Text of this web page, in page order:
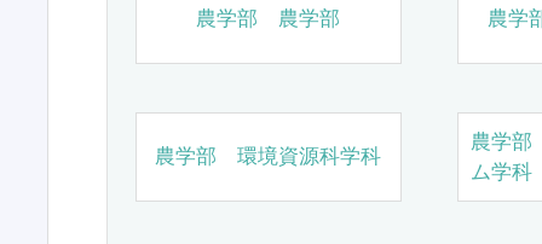
農学部 農学部 農学
農学部 環境資源科学科
農学
ム学科